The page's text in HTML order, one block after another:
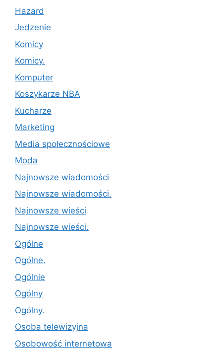
Hazard
Jedzenie
Komicy
Komicy.
Komputer
Koszykarze NBA
Kucharze
Marketing
Media społecznościowe
Moda
Najnowsze wiadomości
Najnowsze wiadomości.
Najnowsze wieści
Najnowsze wieści.
Ogólne
Ogólne.
Ogólnie
Ogólny
Ogólny.
Osoba telewizyjna
Osobowość internetowa